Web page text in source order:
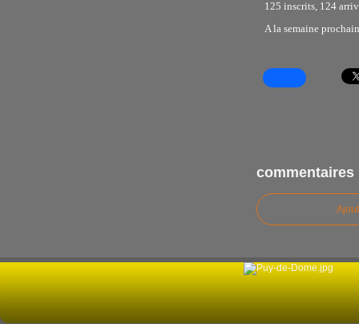
125 inscrits, 124
A la semaine
commentaires